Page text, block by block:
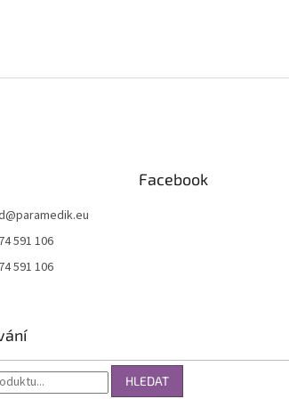
@paramedik.eu
591 106
591 106
Facebook
HLEDAT